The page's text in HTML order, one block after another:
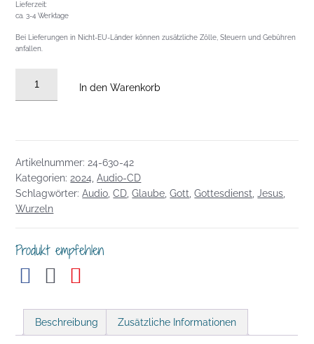
Lieferzeit:
ca. 3-4 Werktage
Bei Lieferungen in Nicht-EU-Länder können zusätzliche Zölle, Steuern und Gebühren
anfallen.
Dich
um
Deine
Wurzeln!
In den Warenkorb
Artikelnummer: 24-630-42
Kategorien: 2024 ,Audio-CD
Schlagwörter:Audio ,CD ,Glaube ,Gott ,Gottesdienst ,Jesus
Wurzeln
Produkt empfehlen
Beschreibung Zusätzliche Informationen